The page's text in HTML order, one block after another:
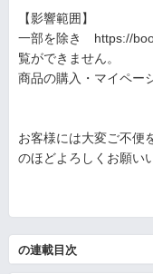
【影響範囲】
一部を除き https://
覧ができません。
商品の購入・マイペー
お客様には大変ご不便
のほどよろしくお願い
の連載目次